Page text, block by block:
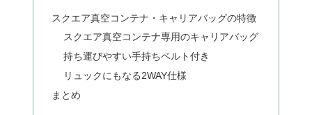
スクエア真空コンテナ・キャリアバッグの特徴
スクエア真空コンテナ専用のキャリアバッグ
持ち運びやすい手持ちベルト付き
リュックにもなる2WAY仕様
まとめ